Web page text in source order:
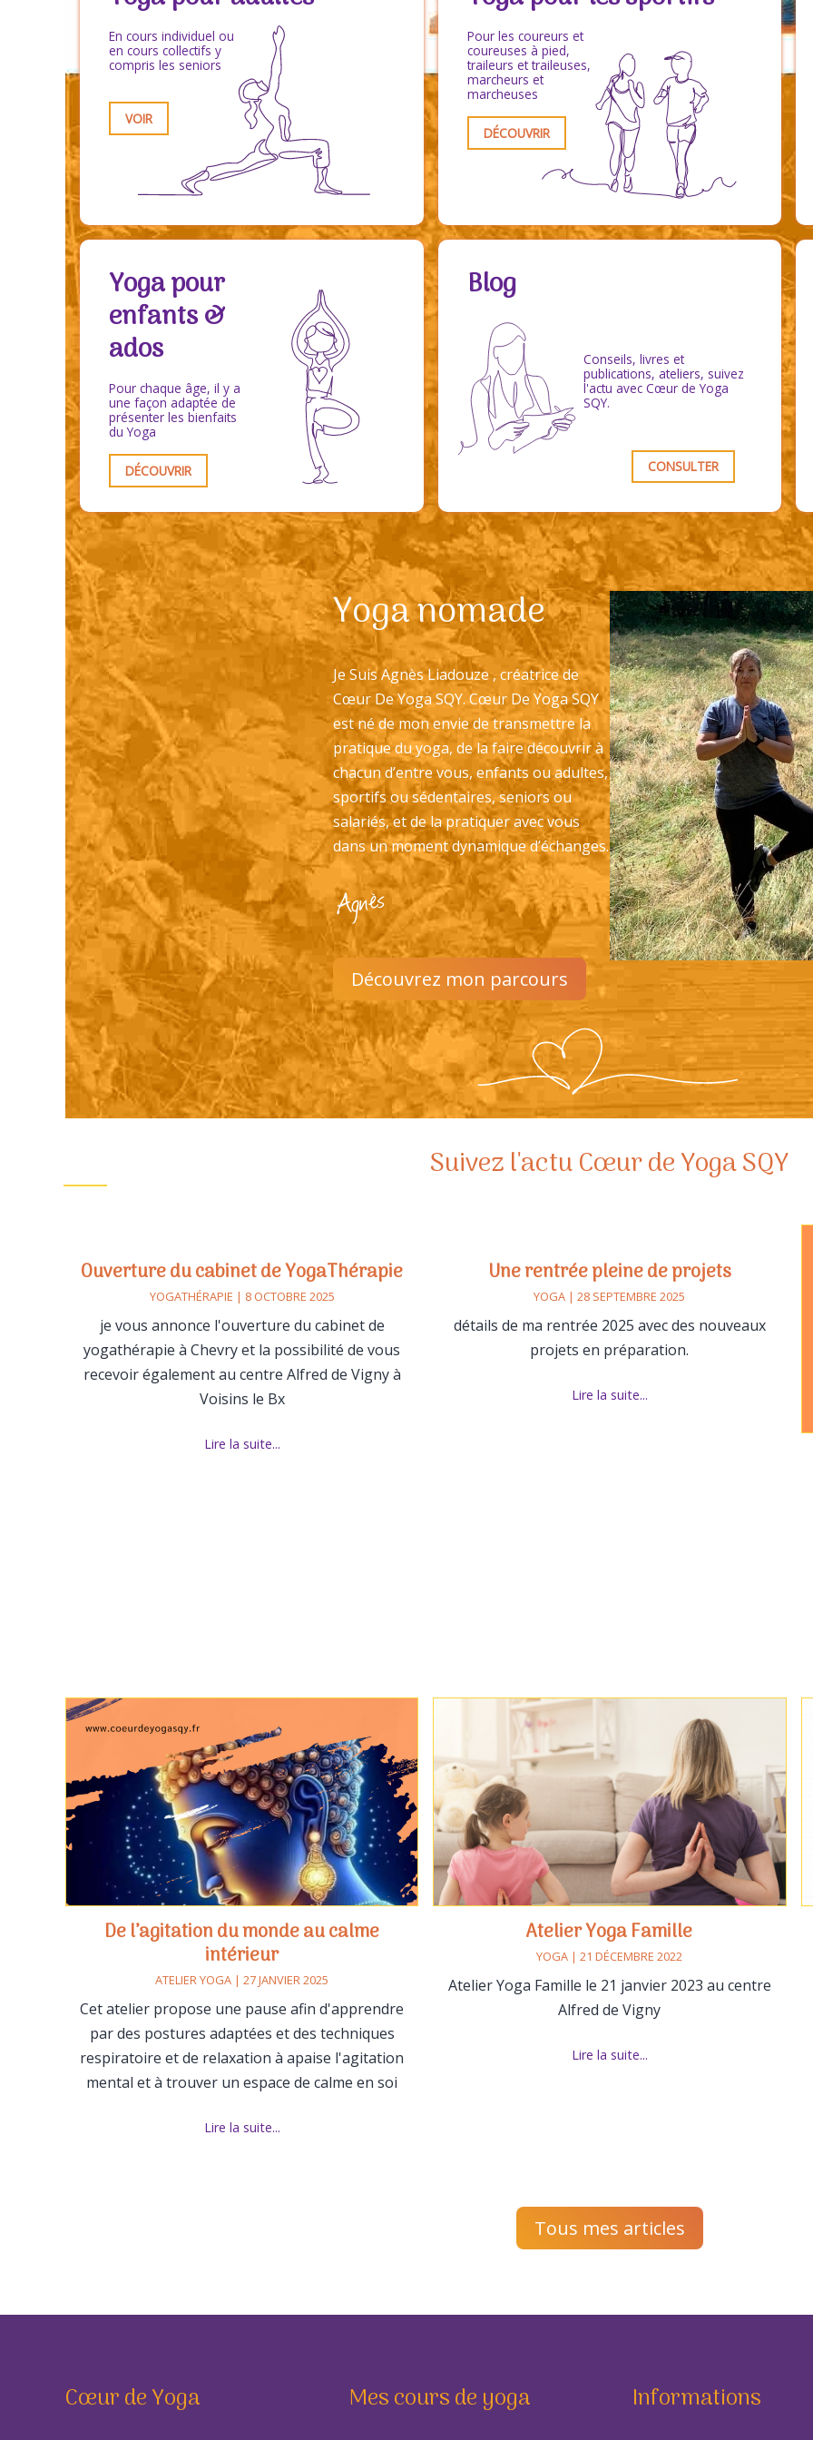
En cours individuel ou
en cours collectifs y
compris les seniors
VOIR
Pour les coureurs et
coureuses à pied,
traileurs et traileuses,
marcheurs et
marcheuses
DÉCOUVRIR
Yoga pour
enfants &
ados
Pour chaque âge, il y a
une façon adaptée de
présenter les bienfaits
du Yoga
DÉCOUVRIR
Blog
Conseils, livres et
publications, ateliers, suivez
l'actu avec Cœur de Yoga
SQY.
CONSULTER
Yoga nomade
Je Suis Agnès Liadouze , créatrice de
Cœur De Yoga SQY. Cœur De Yoga SQY
est né de mon envie de transmettre la
pratique du yoga, de la faire découvrir à
chacun d’entre vous, enfants ou adultes,
sportifs ou sédentaires, seniors ou
salariés, et de la pratiquer avec vous
dans un moment dynamique d’échanges.
Découvrez mon parcours
Suivez l'actu Cœur de Yoga SQY
Ouverture du cabinet de YogaThérapie
YOGATHÉRAPIE | 8 OCTOBRE 2025
je vous annonce l'ouverture du cabinet de
yogathérapie à Chevry et la possibilité de vous
recevoir également au centre Alfred de Vigny à
Voisins le Bx
Lire la suite...
Une rentrée pleine de projets
YOGA | 28 SEPTEMBRE 2025
détails de ma rentrée 2025 avec des nouveaux
projets en préparation.
Lire la suite...
De l’agitation du monde au calme
intérieur
ATELIER YOGA | 27 JANVIER 2025
Cet atelier propose une pause afin d'apprendre
par des postures adaptées et des techniques
respiratoire et de relaxation à apaise l'agitation
mental et à trouver un espace de calme en soi
Lire la suite...
Atelier Yoga Famille
YOGA | 21 DÉCEMBRE 2022
Atelier Yoga Famille le 21 janvier 2023 au centre
Alfred de Vigny
Lire la suite...
Tous mes articles
Cœur de Yoga Mes cours de yoga Informations